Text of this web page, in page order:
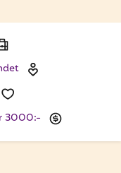
3000:-